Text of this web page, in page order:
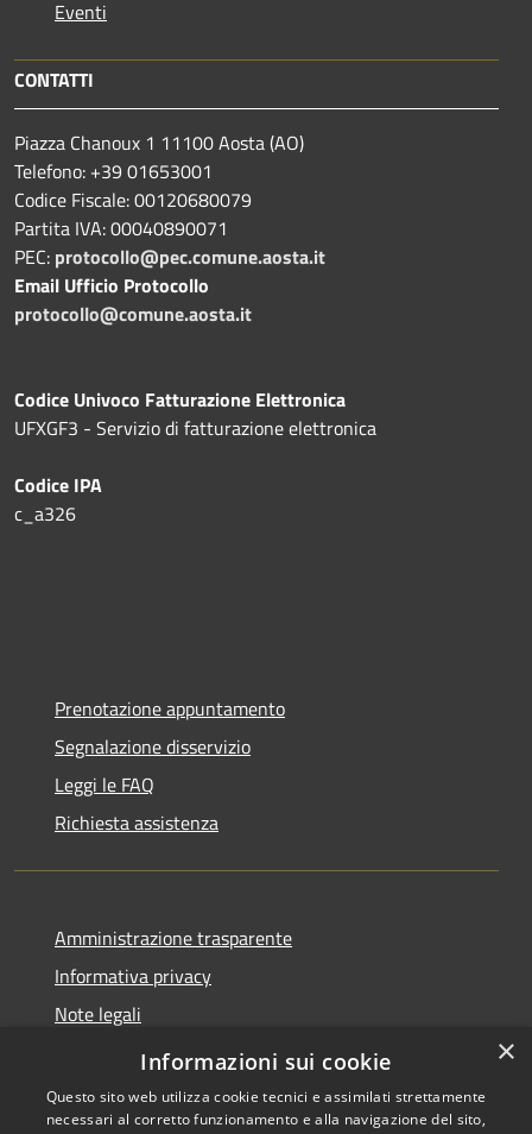
Eventi
CONTATTI
Piazza Chanoux 1 11100 Aosta (AO)
Telefono: +39 01653001
Codice Fiscale: 00120680079
Partita IVA: 00040890071
PEC: protocollo@pec.comune.aosta.it
Email Ufficio Protocollo
protocollo@comune.aosta.it
Codice Univoco Fatturazione Elettronica
UFXGF3 - Servizio di fatturazione elettronica
Codice IPA
c_a326
Prenotazione appuntamento
Segnalazione disservizio
Leggi le FAQ
Richiesta assistenza
Amministrazione trasparente
Informativa privacy
Note legali
Dichiarazione di accessibilità
×
Informazioni sui cookie
Questo sito web utilizza cookie tecnici e assimilati strettamente
necessari al corretto funzionamento e alla navigazione del sito,